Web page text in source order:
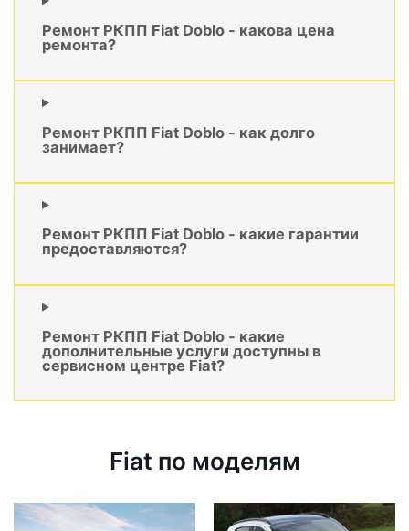
Ремонт РКПП Fiat Doblo - какова цена
ремонта?
Ремонт РКПП Fiat Doblo - как долго
занимает?
Ремонт РКПП Fiat Doblo - какие гарантии
предоставляются?
Ремонт РКПП Fiat Doblo - какие
дополнительные услуги доступны в
сервисном центре Fiat?
Fiat по моделям